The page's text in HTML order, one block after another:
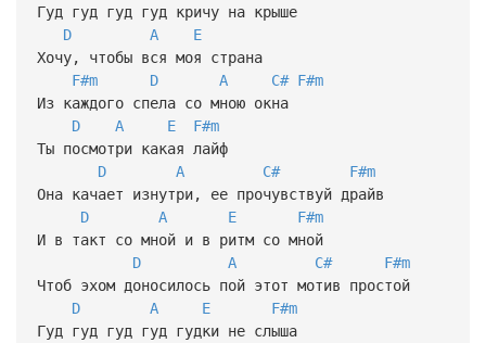
Гуд гуд гуд гуд кричу на крыше
D
A
E
Хочу, чтобы вся моя страна
F#m
D A C# F#m
Из каждого спела со мною окна
D
A E
F#m
Ты посмотри какая лайф
D
A C#
F#m
Она качает изнутри, ее прочувствуй драйв
D
A E
F#m
И в такт со мной и в ритм со мной
D
A C#
F#m
Чтоб эхом доносилось пой этот мотив простой
D
A E
F#m
Гуд гуд гуд гуд гудки не слыша